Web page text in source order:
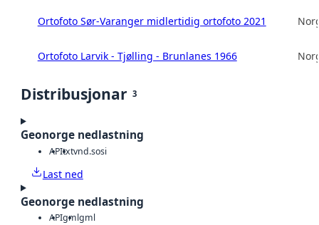
Ortofoto Sør-Varanger midlertidig ortofoto 2021
Ortofoto Larvik - Tjølling - Brunlanes 1966
Distribusjonar 3
Geonorge nedlastning
APItxtvnd.sosi
Last ned
Geonorge nedlastning
APIgmlgml